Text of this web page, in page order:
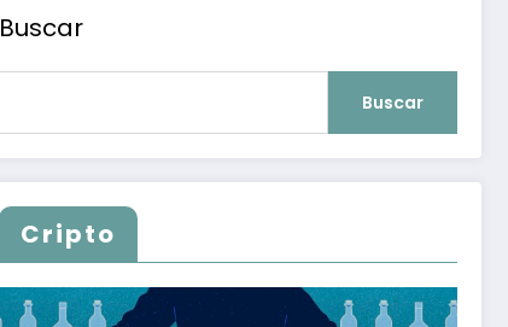
Buscar
Buscar
Cripto